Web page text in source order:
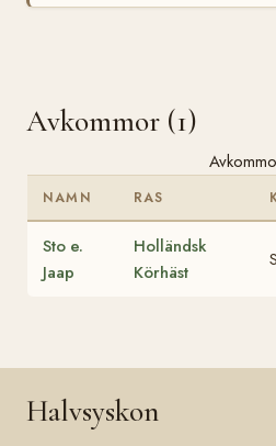
Avkommor (1)
NAMN RAS
Sto e.
Jaap
Holländsk
Körhäst
Halvsyskon